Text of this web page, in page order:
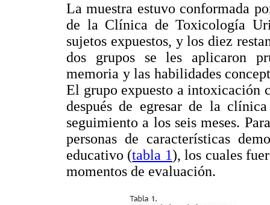
La muestra estuvo conformada
de la Clínica de Toxicología
sujetos expuestos, y los diez
dos grupos se les aplicaron
memoria y las habilidades
El grupo expuesto a intoxicación
después de egresar de la
seguimiento a los seis meses.
personas de características
educativo (tabla 1), los cuales
momentos de evaluación.